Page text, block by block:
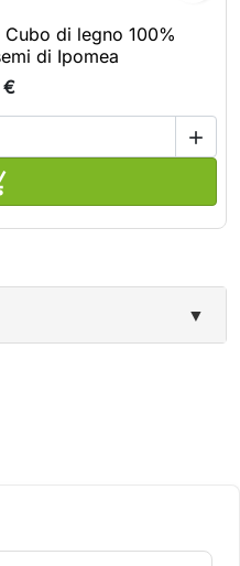
di legno 100%
di Ipomea
€

▼